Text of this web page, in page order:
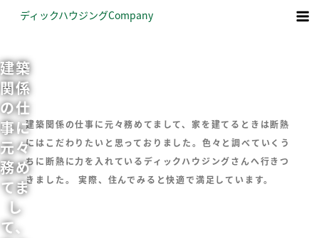
ン
ツ
へ
ス
キ
ッ
プ
ディックハウジングCompany
建築
関係
の仕
事に
元々
務め
てま
し
て、
建築関係の仕事に元々務めてまして、家を建てるときは断熱
にはこだわりたいと思っておりました。色々と調べていくう
ちに断熱に力を入れているディックハウジングさんへ行きつ
きました。
実際、住んでみると快適で満足しています。